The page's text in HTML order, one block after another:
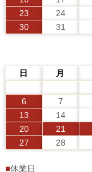
23
24
30
31
日
月
6
7
13
14
20
21
27
28
■休業日